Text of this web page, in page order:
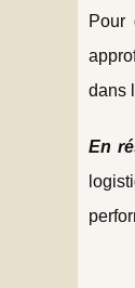
Pour
dans
En